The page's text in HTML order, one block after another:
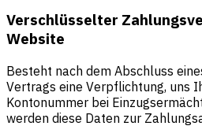
Verschlüsselter
Website
Besteht nach dem Abschluss
Vertrags eine Verpflichtung, uns
Kontonummer bei
werden diese Daten zur